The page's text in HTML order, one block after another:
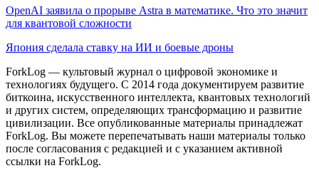
OpenAI заявила о прорыве Astra в математике. Что это значит
для квантовой сложности
Япония сделала ставку на ИИ и боевые дроны
ForkLog — культовый журнал о цифровой экономике и
технологиях будущего. С 2014 года документируем развитие
биткоина, искусственного интеллекта, квантовых технологий
и других систем, определяющих трансформацию и развитие
цивилизации. Все опубликованные материалы принадлежат
ForkLog. Вы можете перепечатывать наши материалы только
после согласования с редакцией и с указанием активной
ссылки на ForkLog.